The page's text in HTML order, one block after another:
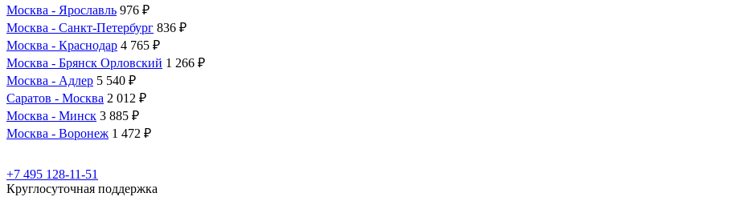
Москва - Ярославль 976 ₽
Москва - Санкт-Петербург 836 ₽
Москва - Краснодар 4 765 ₽
Москва - Брянск Орловский 1 266 ₽
Москва - Адлер 5 540 ₽
Саратов - Москва 2 012 ₽
Москва - Минск 3 885 ₽
Москва - Воронеж 1 472 ₽
+7 495 128-11-51
Круглосуточная поддержка